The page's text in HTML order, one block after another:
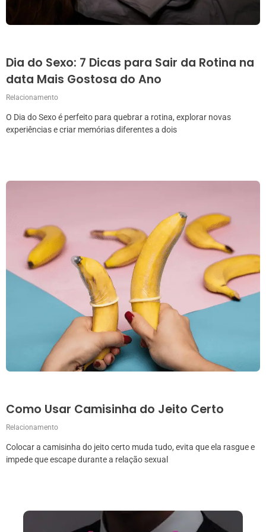
Dia do Sexo: 7 Dicas para Sair da Rotina na
data Mais Gostosa do Ano
Relacionamento
O Dia do Sexo é perfeito para quebrar a rotina, explorar novas
experiências e criar memórias diferentes a dois
Como Usar Camisinha do Jeito Certo
Relacionamento
Colocar a camisinha do jeito certo muda tudo, evita que ela rasgue e
impede que escape durante a relação sexual